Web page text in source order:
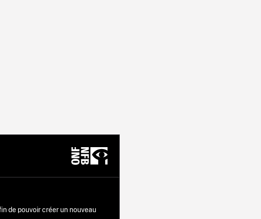
de pouvoir créer un nouveau